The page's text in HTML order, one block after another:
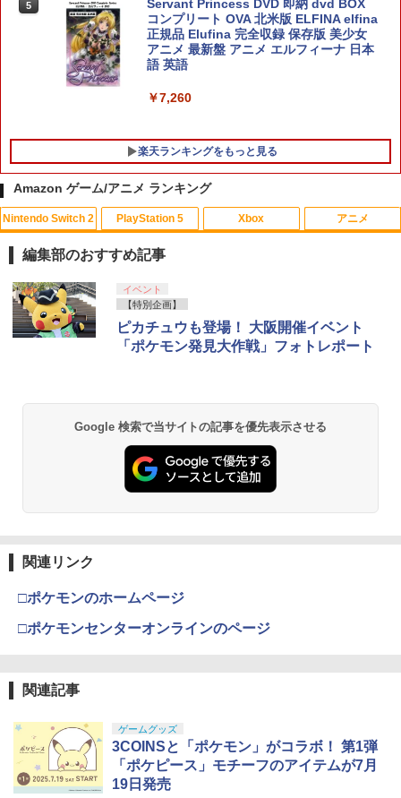
￥1,000
【Switch2】STEINS;GATE RE:BOOT
ゲ-ト リブ-ト ツウジョウ]
￥7,290
ポート 省スペース 耐久性 プレイステー
ション5対応 ディスク版 デジタル版の両
方に対応
がんばれゴエモン大集合！ PS5版
￥4,889
[Switch 2] ぽこ あ ポケモン エキスパン
ションパス（ダウンロード版）※3,200
5
Servant Princess DVD 即納 dvd BOX
コンプリート OVA 北米版 ELFINA elfina
正規品 Elufina 完全収録 保存版 美少女
アニメ 最新盤 アニメ エルフィーナ 日本
語 英語
￥7,260
楽天ランキングをもっと見る
Amazon ゲーム/アニメ ランキング
Nintendo Switch 2
1
スプラトゥーン レイダース|オンライン
コード版
￥5,832
￥6,455
5
ニンテンドープリペイド番号 5000円|オ
ンラインコード版
PlayStation 5
1
PlayStation 5 デジタル・エディション
日本語専用 Console Language: Japan
ese only (CFI-2200B01)
￥55,000
Beast of Reincarnation -PS5 【特典】
プロダクトコード 封入
￥7,286
￥11,849
5
【純正品】DualSense ワイヤレスコン
Xbox
1
【純正品】Xbox ワイヤレス コントロー
ラー + USB-C® ケーブル
￥8,300
2
Xbox プリペイドカード 5,000円 デジタ
ルコード 【旧 Xbox ギフトカード】 [オ
ンラインコード]
￥5,000
5
【純正品】Xbox ワイヤレス コントロー
ラー (カーボンブラック)
アニメ
1
劇場版「鬼滅の刃」無限城編 第一章 猗
窩座再来 通常版 [Blu-ray]
￥3,964
窩座再来 通常版 [DVD]
￥3,523
￥8,698
￥8,589
編集部のおすすめ記事
イベント
【特別企画】
ピカチュウも登場！ 大阪開催イベント
「ポケモン発見大作戦」フォトレポート
Google 検索で当サイトの記事を優先表示させる
関連リンク
□ポケモンのホームページ
□ポケモンセンターオンラインのページ
関連記事
ゲームグッズ
3COINSと「ポケモン」がコラボ！ 第1弾
「ポケピース」モチーフのアイテムが7月
19日発売